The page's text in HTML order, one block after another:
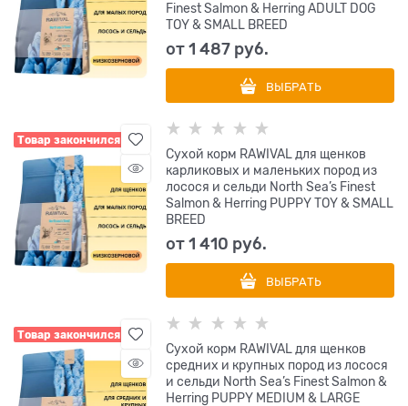
Finest Salmon & Herring ADULT DOG
TOY & SMALL BREED
от1 487 руб.
ВЫБРАТЬ
Товар закончился
Сухой корм RAWIVAL для щенков
карликовых и маленьких пород из
лосося и сельди North Sea’s Finest
Salmon & Herring PUPPY TOY & SMALL
BREED
от1 410 руб.
ВЫБРАТЬ
Товар закончился
Сухой корм RAWIVAL для щенков
средних и крупных пород из лосося
и сельди North Sea’s Finest Salmon &
Herring PUPPY MEDIUM & LARGE